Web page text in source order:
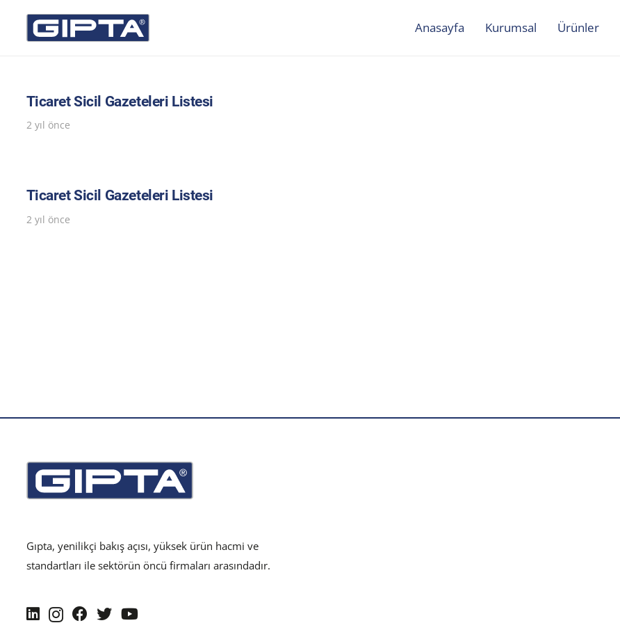
Anasayfa Kurumsal Ürünler
Ticaret Sicil Gazeteleri Listesi
2 yıl önce
Ticaret Sicil Gazeteleri Listesi
2 yıl önce
Gıpta, yenilikçi bakış açısı, yüksek ürün hacmi ve
standartları ile sektörün öncü firmaları arasındadır.